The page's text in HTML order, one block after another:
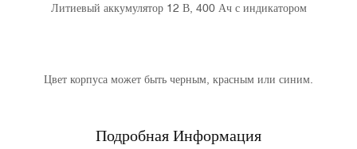
Литиевый аккумулятор 12 В, 400 Ач с индикатором
Цвет корпуса может быть черным, красным или синим.
Подробная Информация